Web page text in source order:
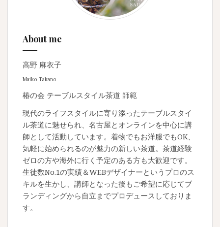
About me
高野 麻衣子
Maiko Takano
椿の会 テーブルスタイル茶道 師範
現代のライフスタイルに寄り添ったテーブルスタイ
ル茶道に魅せられ、名古屋とオンラインを中心に講
師として活動しています。着物でもお洋服でもOK、
気軽に始められるのが魅力の新しい茶道。茶道経験
ゼロの方や海外に行く予定のある方も大歓迎です。
生徒数No.1の実績＆WEBデザイナーというプロのス
キルを生かし、講師となった後もご希望に応じてブ
ランディングから自立までプロデュースしておりま
す。